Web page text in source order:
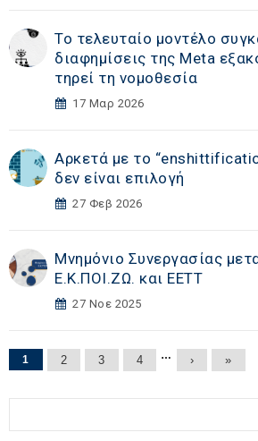
Το τελευταίο μοντέλο
διαφημίσεις της Meta
τηρεί τη νομοθεσία
17 Μαρ 2026
Αρκετά με το
δεν είναι επιλογή
27 Φεβ 2026
Μνημόνιο Συνεργασίας
Ε.Κ.ΠΟΙ.ΖΩ. και ΕΕΤΤ
27 Νοε 2025
Σελίδες
1 2 3 4 … › »